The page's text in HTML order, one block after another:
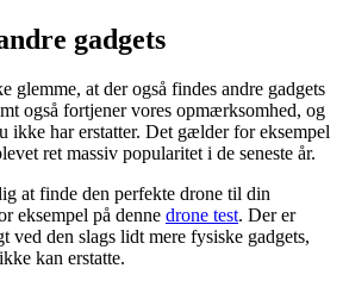
gadgets
glemme, at der også findes andre gadgets
også fortjener vores opmærksomhed, og
ikke har erstatter. Det gælder for eksempel
ret massiv popularitet i de seneste år.
at finde den perfekte drone til din
eksempel på denne drone test. Der er
ved den slags lidt mere fysiske gadgets,
kan erstatte.